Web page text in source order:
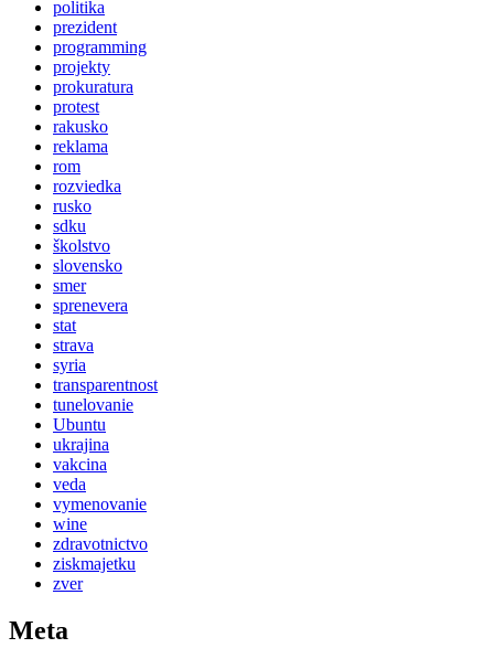
politika
prezident
programming
projekty
prokuratura
protest
rakusko
reklama
rom
rozviedka
rusko
sdku
školstvo
slovensko
smer
sprenevera
stat
strava
syria
transparentnost
tunelovanie
Ubuntu
ukrajina
vakcina
veda
vymenovanie
wine
zdravotnictvo
ziskmajetku
zver
Meta